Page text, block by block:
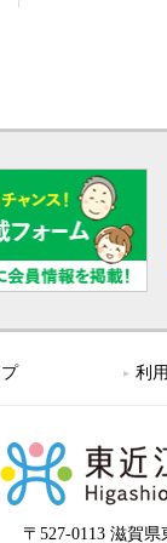
利
〒527-0113 滋賀